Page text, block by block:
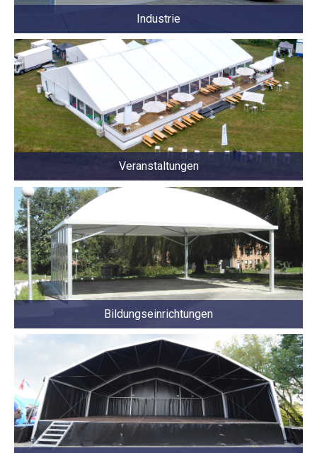
Industrie
Veranstaltungen
Bildungseinrichtungen